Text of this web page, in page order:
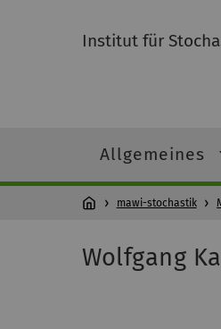
Institut für
Allgemeines
mawi-stochastik
Wolfgang